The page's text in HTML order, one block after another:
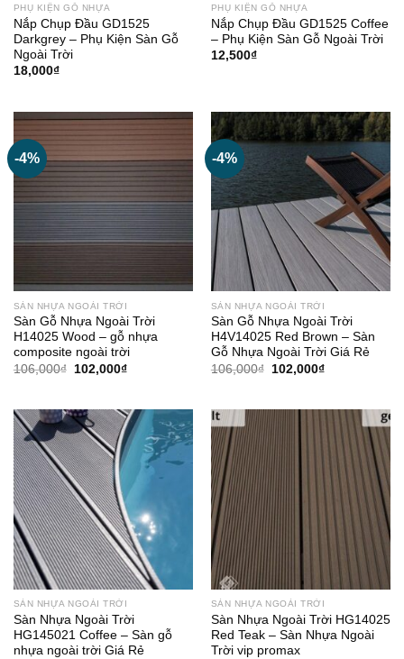
PHỤ KIỆN GỖ NHỰA
Nắp Chụp Đầu GD1525
Darkgrey – Phụ Kiện Sàn Gỗ
Ngoài Trời
18,000₫
PHỤ KIỆN GỖ NHỰA
Nắp Chụp Đầu GD1525 Coffee
– Phụ Kiện Sàn Gỗ Ngoài Trời
12,500₫
-4%
SÀN NHỰA NGOÀI TRỜI
Sàn Gỗ Nhựa Ngoài Trời
H14025 Wood – gỗ nhựa
composite ngoài trời
106,000₫
Giá
102,000₫Giá
102,000₫.
-4%
SÀN NHỰA NGOÀI TRỜI
Sàn Gỗ Nhựa Ngoài Trời
H4V14025 Red Brown – Sàn
Gỗ Nhựa Ngoài Trời Giá Rẻ
106,000₫
Giá
102,000₫Giá
102,000₫.
SÀN NHỰA NGOÀI TRỜI
Sàn Nhựa Ngoài Trời
HG145021 Coffee – Sàn gỗ
nhựa ngoài trời Giá Rẻ
SÀN NHỰA NGOÀI TRỜI
Sàn Nhựa Ngoài Trời HG14025
Red Teak – Sàn Nhựa Ngoài
Trời vip promax